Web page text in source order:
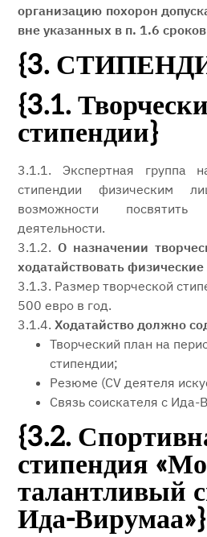
организацию похорон
вне указанных в п. 1.6
{3.
{3.1.
стипендии}
3.1.1. Экспертная группа
стипендии физическим
возможности
деятельности.
3.1.2. О назначении
ходатайствовать
3.1.3. Размер творческой
500 евро в год.
3.1.4. Ходатайство должно
Творческий план на
стипендии;
Резюме (CV деятеля
Связь соискателя с Ида-
{3.2.
стипендия
талантливый
Ида-Вирумаа»}